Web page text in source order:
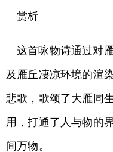
赏析
这首咏物诗通过对
及雁丘凄凉环境的渲
悲歌，歌颂了大雁同
用，打通了人与物的
间万物。